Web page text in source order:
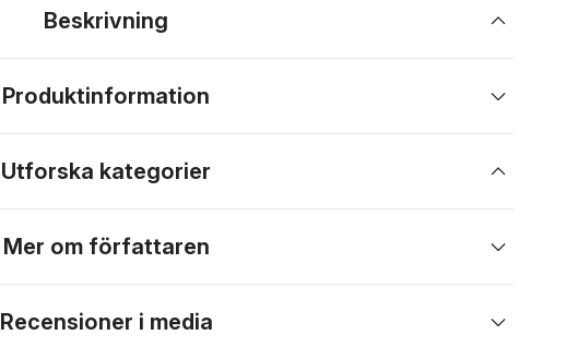
Beskrivning
Produktinformation
Utforska kategorier
Mer om författaren
Recensioner i media